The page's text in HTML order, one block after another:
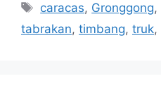
Tag
caracas, Gronggong,
tabrakan, timbang, truk,